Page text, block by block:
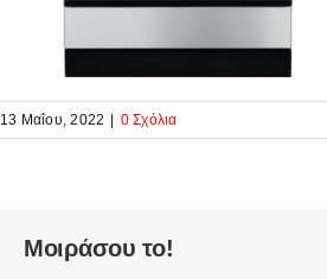
13 Μαΐου, 2022 | 0 Σχόλια
Μοιράσου το!